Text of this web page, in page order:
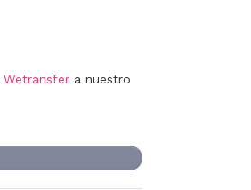
Wetransfera nuestro